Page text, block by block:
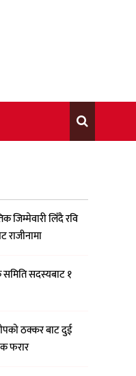
जिम्मेवारी लिँदै रवि
राजीनामा
सदस्यबाट १
ठक्कर बाट दुई
फरार